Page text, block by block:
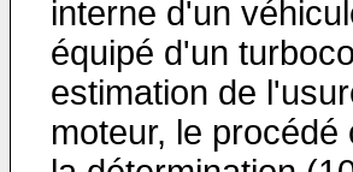
interne d'un
équipé d'un
estimation de
moteur, le procédé